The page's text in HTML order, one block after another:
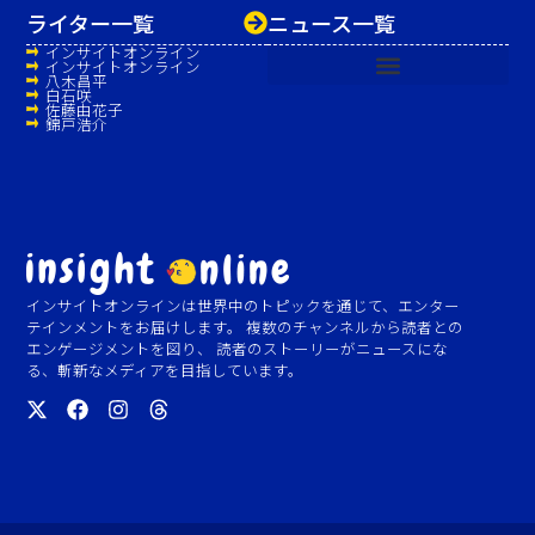
インサイトオンラインは世界中のトピックを通じて、エンター
テインメントをお届けします。 複数のチャンネルから読者との
エンゲージメントを図り、 読者のストーリーがニュースにな
る、斬新なメディアを目指しています。
ニュース一覧
ライター一覧
インサイトオンライン
インサイトオンライン
八木昌平
白石咲
佐藤由花子
錦戸浩介